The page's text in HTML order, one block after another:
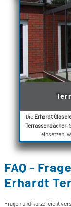
Die Erhardt
Terrassendächer.
einsetzen,
FAQ -
Erhardt
Fragen und kurze leicht